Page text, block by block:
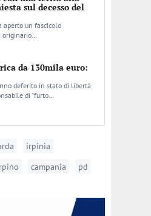
sul decesso del
aperto un fascicolo
originario…
da 130mila euro:
deferito in stato di libertà
di “furto…
irpinia
campania
pd